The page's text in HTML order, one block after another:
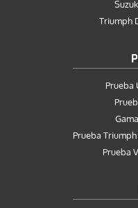
Triumph
Prueba
Prueba